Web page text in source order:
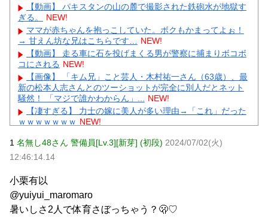
【動画】 パキスタンの山の麓で撮影された鉄砲水が地獄す
ぎる。
NEW!
ママが赤ちゃんを抱っこしていた。ボクもかまってよぉ！
→ 甘えん坊な兄はこちらです… NEW!
【動画】 走る車に石を投げまくる男が警察に捕まりボコボ
コにされる NEW!
【画像】 「キム兄」こと芸人・木村祐一さん（63歳）、最
新の松本人志さんとのツーショットが完全に別人だとネット
騒然！ 「マジで誰かわからん」... NEW!
【凄すぎる】 力士の嫁に美人が多い理由→「これ」だった
ｗｗｗｗｗｗｗ NEW!
ｗｗｗｗｗｗ NEW!
【画像】 芦田愛菜ちゃん「うわー、すごい！なんか出てる
【動画】 御当地アイドルだった頃の今田美桜、レベチｗｗ
ｗｗｗｗｗｗｗｗｗｗｗｗｗｗｗｗ
【物議】板倉滉”年収7億円”報道にガル民騒然→トピ乱立に
「もういい」の声もｗｗｗ NEW!
1 名無し48さん 警備員[Lv.3][新芽] (初段) 2024/07/02(火)
12:46:14.14
小栗有以
@yuiyui_maromaro
暑いしさ2人で体育さぼっちゃう？🫢♡